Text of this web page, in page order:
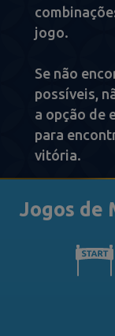
jogo.
Se não
possíveis,
a opção de
para
vitória.
Jogos de